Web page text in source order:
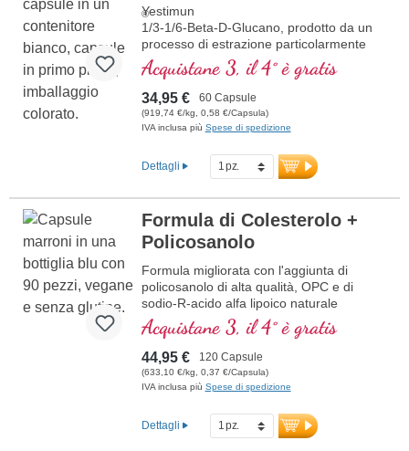
Yestimun
®
1/3-1/6-Beta-D-Glucano, prodotto da un
processo di estrazione particolarmente
delicato
Acquistane 3, il 4° è gratis
34,95 € 60 Capsule
(919,74 €/kg, 0,58 €/Capsula)
IVA inclusa più Spese di spedizione
Dettagli
Formula di Colesterolo +
Policosanolo
Formula migliorata con l'aggiunta di
policosanolo di alta qualità, OPC e di
sodio-R-acido alfa lipoico naturale
Acquistane 3, il 4° è gratis
44,95 € 120 Capsule
(633,10 €/kg, 0,37 €/Capsula)
IVA inclusa più Spese di spedizione
Dettagli